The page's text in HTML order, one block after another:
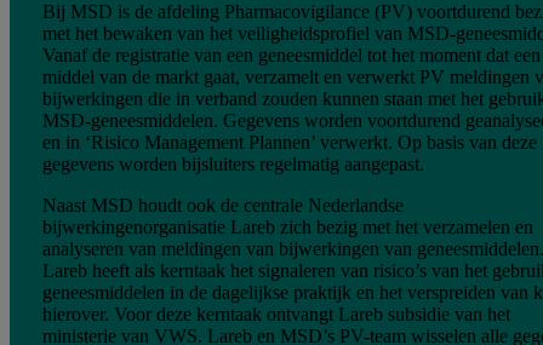
Bij MSD is de afdeling Pharmacovigilance (PV) voortdurend
met het bewaken van het veiligheidsprofiel van MSD-
Vanaf de registratie van een geneesmiddel tot het moment dat een
middel van de markt gaat, verzamelt en verwerkt PV meldingen
bijwerkingen die in verband zouden kunnen staan met het
MSD-geneesmiddelen. Gegevens worden voortdurend
en in ‘Risico Management Plannen’ verwerkt. Op basis van deze
gegevens worden bijsluiters regelmatig aangepast.
Naast MSD houdt ook de centrale Nederlandse
bijwerkingenorganisatie Lareb zich bezig met het verzamelen en
analyseren van meldingen van bijwerkingen van geneesmiddelen.
Lareb heeft als kerntaak het signaleren van risico’s van het
geneesmiddelen in de dagelijkse praktijk en het verspreiden van
hierover. Voor deze kerntaak ontvangt Lareb subsidie van het
ministerie van VWS. Lareb en MSD’s PV-team wisselen alle